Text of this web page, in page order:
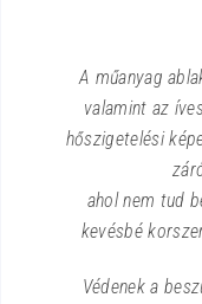
A műanyag
valamint az
hőszigetelési
ahol nem tud
kevésbé
Védenek a